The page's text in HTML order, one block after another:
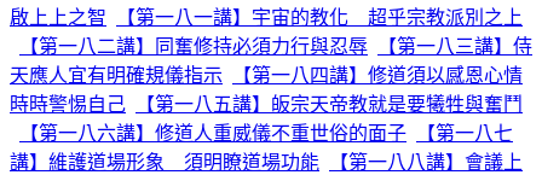
啟上上之智
【第一八一講】宇宙的教化 超乎宗教派別之上
【第一八二講】同奮修持必須力行與忍辱
【第一八三講】侍
天應人宜有明確規儀指示
【第一八四講】修道須以感恩心情
時時警惕自己
【第一八五講】皈宗天帝教就是要犧牲與奮鬥
【第一八六講】修道人重威儀不重世俗的面子
【第一八七
講】維護道場形象 須明瞭道場功能
【第一八八講】會議上